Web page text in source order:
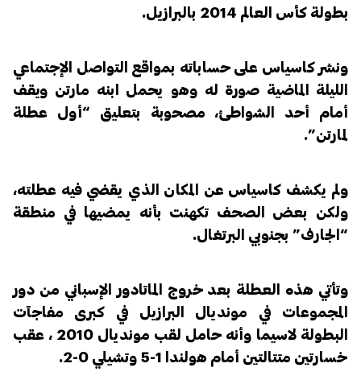
بطولة كأس العالم 2014 بالبرازيل.
ونشر كاسياس على حساباته بمواقع التواصل الإجتماعي
الليلة الماضية صورة له وهو يحمل ابنه مارتن ويقف
أمام أحد الشواطئ، مصحوبة بتعليق “أول عطلة
لمارتن”.
ولم يكشف كاسياس عن المكان الذي يقضي فيه عطلته،
ولكن بعض الصحف تكهنت بأنه يمضيها في منطقة
“الجارف” بجنوبي البرتغال.
وتأتي هذه العطلة بعد خروج الماتادور الإسباني من دور
المجموعات في مونديال البرازيل في كبرى مفاجآت
البطولة لاسيما وأنه حامل لقب مونديال 2010 ، عقب
خسارتين متتالتين أمام هولندا 1-5 وتشيلي 0-2.